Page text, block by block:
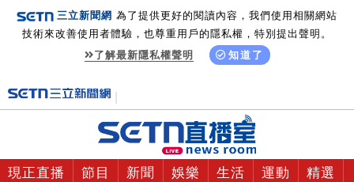
三立新聞網 為了提供更好的閱讀內容，我們使用相關網站
技術來改善使用者體驗，也尊重用戶的隱私權，特別提出聲明。
了解最新隱私權聲明
知道了
現正直播 節目 新聞 娛樂 生活 運動 精選